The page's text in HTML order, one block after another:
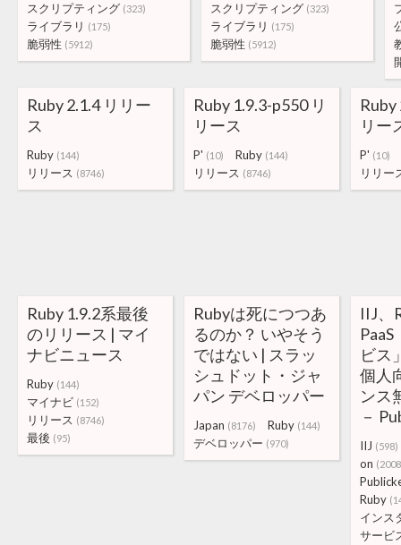
スクリプティング (323)
ライブラリ (175)
脆弱性 (5912)
スクリプティング (323)
ライブラリ (175)
脆弱性 (5912)
Ruby 2.1.4 リリー
ス
Ruby (144)
リリース (8746)
Ruby 1.9.3-p550 リ
リース
P' (10) Ruby (144)
リリース (8746)
Ruby
リー
P' (10)
リリー
Ruby 1.9.2系最後
のリリース | マイ
ナビニュース
Ruby (144)
マイナビ (152)
リリース (8746)
最後 (95)
Rubyは死につつあ
るのか？ いやそう
ではない | スラッ
シュドット・ジャ
パン デベロッパー
Japan (8176) Ruby (144)
デベロッパー (970)
IIJ、
ビス
個人
ンス
－
IIJ (598)
on
Ruby
インス
サービ